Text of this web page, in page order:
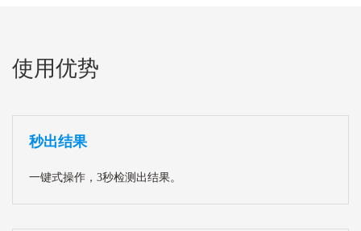
使用优势
秒出结果
一键式操作，3秒检测出结果。